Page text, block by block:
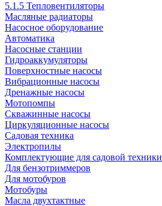
5.1.5 Тепловентиляторы
Масляные радиаторы
Насосное оборудование
Автоматика
Насосные станции
Гидроаккумуляторы
Поверхностные насосы
Вибрационные насосы
Дренажные насосы
Мотопомпы
Скважинные насосы
Циркуляционные насосы
Садовая техника
Электропилы
Комплектующие для садовой техники
Для бензотриммеров
Для мотобуров
Мотобуры
Масла двухтактные